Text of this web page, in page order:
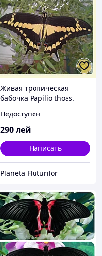
Живая тропическая
бабочка Papilio thoas.
Недоступен
290лей
Написать
Planeta Fluturilor